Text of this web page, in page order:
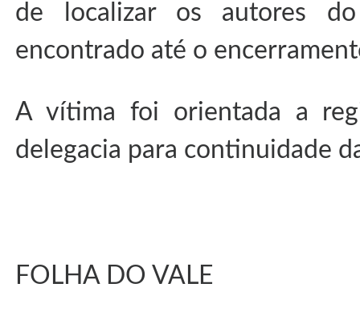
de localizar os autores
encontrado até o
A vítima foi orientada a
delegacia para continuidade
FOLHA DO VALE